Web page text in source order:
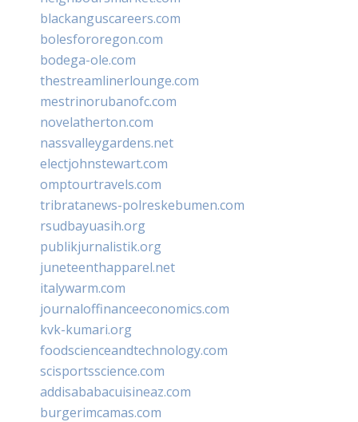
blackanguscareers.com
bolesfororegon.com
bodega-ole.com
thestreamlinerlounge.com
mestrinorubanofc.com
novelatherton.com
nassvalleygardens.net
electjohnstewart.com
omptourtravels.com
tribratanews-polreskebumen.com
rsudbayuasih.org
publikjurnalistik.org
juneteenthapparel.net
italywarm.com
journaloffinanceeconomics.com
kvk-kumari.org
foodscienceandtechnology.com
scisportsscience.com
addisababacuisineaz.com
burgerimcamas.com